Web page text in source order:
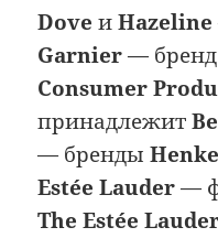
Dove иHazeline
Garnier—
Consumer
принадлежит
— бренды
Estée Lauder—
The Estée